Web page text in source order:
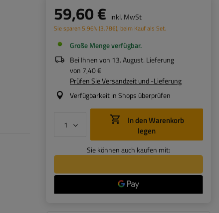
59,60 € inkl. MwSt
Sie sparen 5.96%(3.78€), beim Kauf als Set.
Große Menge verfügbar
Bei Ihnen von 13. August. Lieferung
von 7,40 €
Prüfen Sie Versandzeit und -Lieferung
Verfügbarkeit in Shops überprüfen
legen
Sie können auch kaufen mit: